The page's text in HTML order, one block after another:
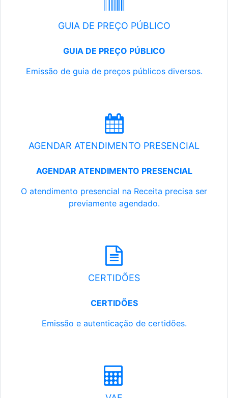
GUIA DE PREÇO PÚBLICO
GUIA DE PREÇO PÚBLICO
Emissão de guia de preços públicos diversos.
AGENDAR ATENDIMENTO PRESENCIAL
AGENDAR ATENDIMENTO PRESENCIAL
O atendimento presencial na Receita precisa ser
previamente agendado.
CERTIDÕES
CERTIDÕES
Emissão e autenticação de certidões.